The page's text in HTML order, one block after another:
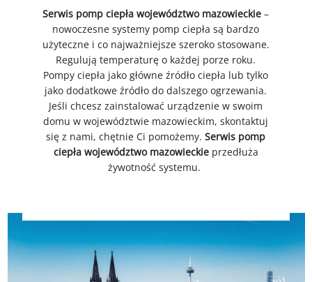
Serwis pomp ciepła województwo mazowieckie –
nowoczesne systemy pomp ciepła są bardzo
użyteczne i co najważniejsze szeroko stosowane.
Regulują temperaturę o każdej porze roku.
Pompy ciepła jako główne źródło ciepła lub tylko
jako dodatkowe źródło do dalszego ogrzewania.
Jeśli chcesz zainstalować urządzenie w swoim
domu w województwie mazowieckim, skontaktuj
się z nami, chętnie Ci pomożemy. Serwis pomp
ciepła województwo mazowieckieprzedłuża
żywotność systemu.